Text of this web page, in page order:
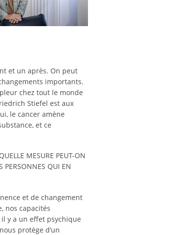
et un après. On peut
importants.
chez tout le monde
Stiefel est aux
le cancer amène
et ce
MESURE PEUT-ON
PERSONNES QUI EN
et de changement
nos capacités
y a un effet psychique
protège d’un